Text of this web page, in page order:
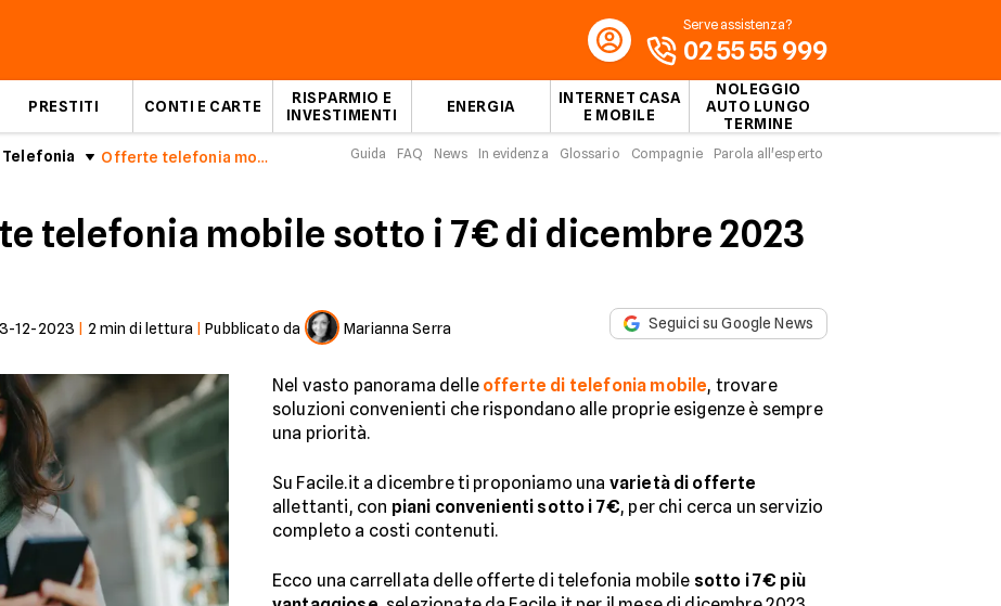
PRESTITI CONTI E CARTE
RISPARMIO E
INVESTIMENTI
ENERGIA
INTERNET CASA
E MOBILE
NOLEGGIO
AUTO LUNGO
TERMINE
Serve assistenza?
02 55 55 999
Telefonia Offerte telefonia mobile sotto i 7€ Guida FAQ News In evidenza Glossario Compagnie Parola all'esperto
telefonia mobile sotto i 7€ di dicembre 2023
12-2023 2 min di lettura |Pubblicato da Marianna Serra Seguici su Google News
Nel vasto panorama delle offerte di telefonia mobile, trovare
soluzioni convenienti che rispondano alle proprie esigenze è sempre
una priorità.
Su Facile.it a dicembre ti proponiamo una varietà di offerte
allettanti, con piani convenienti sotto i 7€, per chi cerca un servizio
completo a costi contenuti.
Ecco una carrellata delle offerte di telefonia mobile sotto i 7€ più